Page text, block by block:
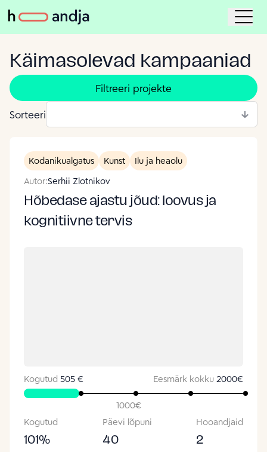
Käimasolevad kampaaniad
Filtreeri projekte
Sorteeri
Kodanikualgatus Kunst
Ilu ja heaolu
Autor:Serhii Zlotnikov
Hõbedase ajastu jõud: loovus ja
kognitiivne tervis
Kogutud 505 € Eesmärk kokku 2000€
1000€
Kogutud
101%
Päevi lõpuni
40
Hooandjaid
2